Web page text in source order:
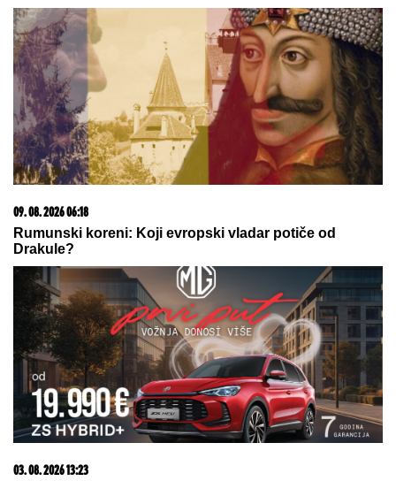
Evo u kojim banjama važi vaučer od 10.000 dinara -
kompletan spisak destinacija u Srbiji
03. 08. 2026 07:31
25.000 kupaca već kupuje uz PerSu Extra. A ti? Saznaj
više